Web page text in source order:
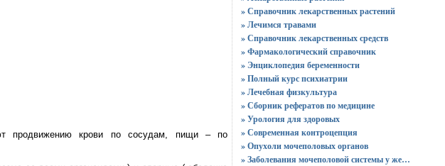
продвижению крови по сосудам, пищи – по
» Справочник лекарственных растений
» Лечимся травами
» Справочник лекарственных средств
» Фармакологический справочник
» Энциклопедия беременности
» Полный курс психиатрии
» Лечебная физкультура
» Сборник рефератов по медицине
» Урология для здоровых
» Современная контроцепция
» Опухоли мочеполовых органов
» Заболевания мочеполовой системы у женщин